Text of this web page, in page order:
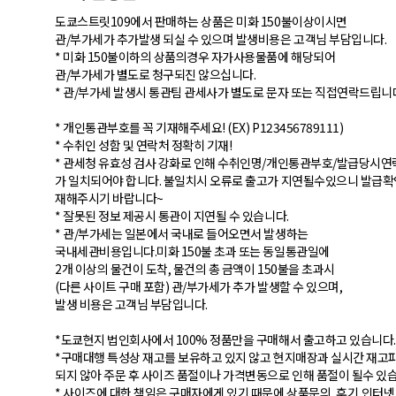
도쿄스트릿109에서 판매하는 상품은 미화 150불이상이시면
관/부가세가 추가발생 되실 수 있으며 발생비용은 고객님 부담입니다.
* 미화 150불이하의 상품의경우 자가사용물품에 해당되어
관/부가세가 별도로 청구되진 않으십니다.
* 관/부가세 발생시 통관팀 관세사가 별도로 문자 또는 직접연락드립니
* 개인통관부호를 꼭 기재해주세요! (EX) P123456789111)
* 수취인 성함 및 연락처 정확히 기재!
* 관세청 유효성 검사 강화로 인해 수취인명/개인통관부호/발급당시연
가 일치되어야 합니다. 불일치시 오류로 출고가 지연될수있으니 발급
재해주시기 바랍니다~
* 잘못된 정보 제공시 통관이 지연될 수 있습니다.
* 관/부가세는 일본에서 국내로 들어오면서 발생하는
국내세관비용입니다.미화 150불 초과 또는 동일통관일에
2개 이상의 물건이 도착, 물건의 총 금액이 150불을 초과시
(다른 사이트 구매 포함) 관/부가세가 추가 발생할 수 있으며,
발생 비용은 고객님 부담입니다.
*도쿄현지 법인회사에서 100% 정품만을 구매해서 출고하고 있습니다.
*구매대행 특성상 재고를 보유하고 있지 않고 현지매장과 실시간 재고
되지 않아 주문 후 사이즈 품절이나 가격변동으로 인해 품절이 될수 있